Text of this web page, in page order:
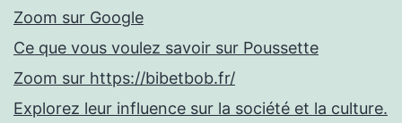
Zoom sur Google
Ce que vous voulez savoir sur Poussette
Zoom sur https://bibetbob.fr/
Explorez leur influence sur la société et la culture.